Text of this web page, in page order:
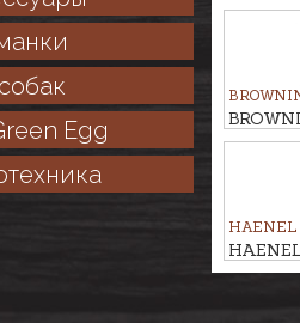
Egg
TR/
HAENEL
cal.